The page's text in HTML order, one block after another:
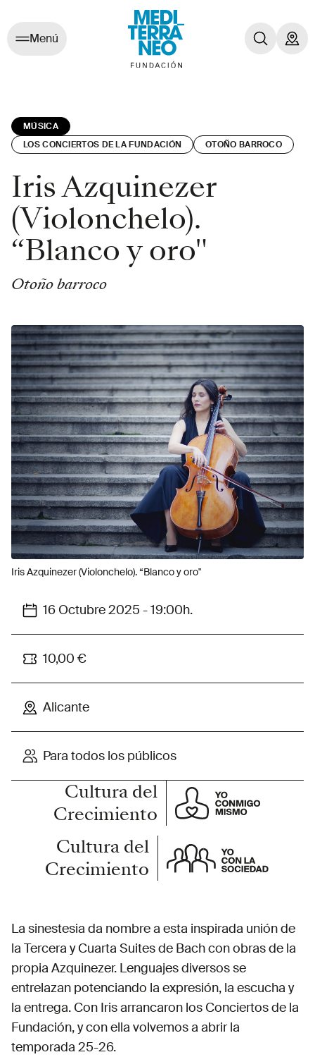
Menú
MÚSICA
LOS CONCIERTOS DE LA FUNDACIÓN
OTOÑO BARROCO
Iris Azquinezer
(Violonchelo).
“Blanco y oro"
Otoño barroco
Iris Azquinezer (Violonchelo). “Blanco y oro"
16 Octubre 2025 - 19:00h.
10,00 €
Alicante
Para todos los públicos
Cultura del
Crecimiento
Cultura del
Crecimiento
La sinestesia da nombre a esta inspirada unión de
la Tercera y Cuarta Suites de Bach con obras de la
propia Azquinezer. Lenguajes diversos se
entrelazan potenciando la expresión, la escucha y
la entrega. Con Iris arrancaron los Conciertos de la
Fundación, y con ella volvemos a abrir la
temporada 25-26.